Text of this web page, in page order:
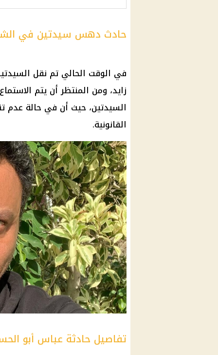
حادث دهس سيدتين في
في الوقت الحالي تم نقل
زايد، ومن المنتظر أن يتم
السيدتين، حيث أن في حالة عدم
القانونية.
تفاصيل حادثة عباس أبو